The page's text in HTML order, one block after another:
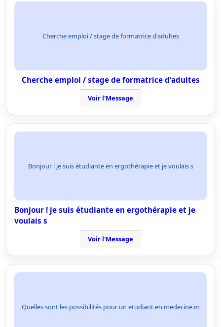
Cherche emploi / stage de formatrice d'adultes
Cherche emploi / stage de formatrice d'adultes
Voir l'Message
Bonjour ! je suis étudiante en ergothérapie et je voulais s
Bonjour ! je suis étudiante en ergothérapie et je
voulais s
Voir l'Message
Quelles sont les possibilités pour un etudiant en medecine m